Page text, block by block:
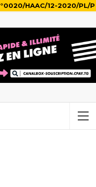
HAAC/12-2020/PL/P